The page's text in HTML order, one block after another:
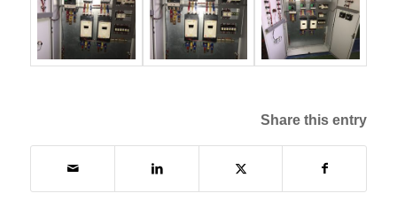
Share this entry